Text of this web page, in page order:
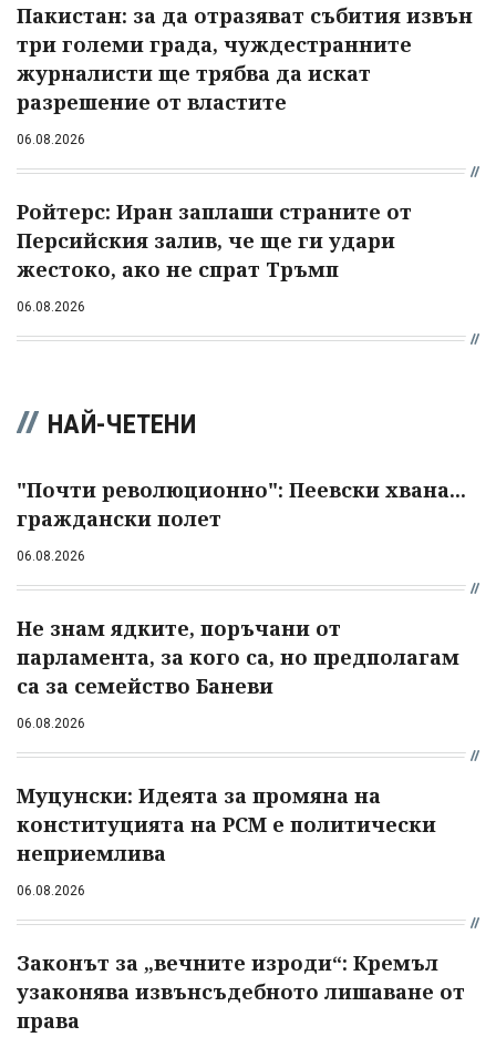
Пакистан: за да отразяват събития извън
три големи града, чуждестранните
журналисти ще трябва да искат
разрешение от властите
06.08.2026
Ройтерс: Иран заплаши страните от
Персийския залив, че ще ги удари
жестоко, ако не спрат Тръмп
06.08.2026
НАЙ-ЧЕТЕНИ
"Почти революционно": Пеевски хвана...
граждански полет
06.08.2026
Не знам ядките, поръчани от
парламента, за кого са, но предполагам
са за семейство Баневи
06.08.2026
Муцунски: Идеята за промяна на
конституцията на РСМ е политически
неприемлива
06.08.2026
Законът за „вечните изроди“: Кремъл
узаконява извънсъдебното лишаване от
права